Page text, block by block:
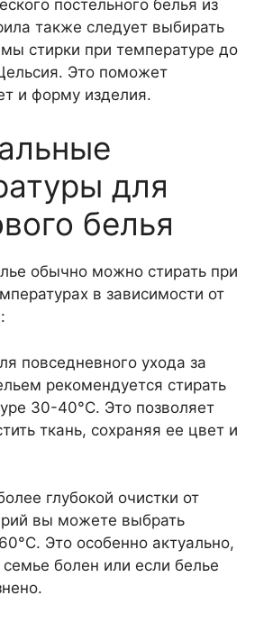
постельного белья из
также следует выбирать
стирки при температуре до
Это поможет
и форму изделия.
для
белья
обычно можно стирать при
в зависимости от
повседневного ухода за
рекомендуется стирать
30-40°C. Это позволяет
ткань, сохраняя ее цвет и
глубокой очистки от
вы можете выбрать
Это особенно актуально,
болен или если белье